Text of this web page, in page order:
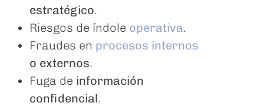
estratégico.
Riesgos de índole operativa.
Fraudes en procesos internos
o externos.
Fuga de información
confidencial.